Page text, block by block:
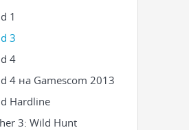
1
3
4
4 на Gamescom 2013
Hardline
3: Wild Hunt